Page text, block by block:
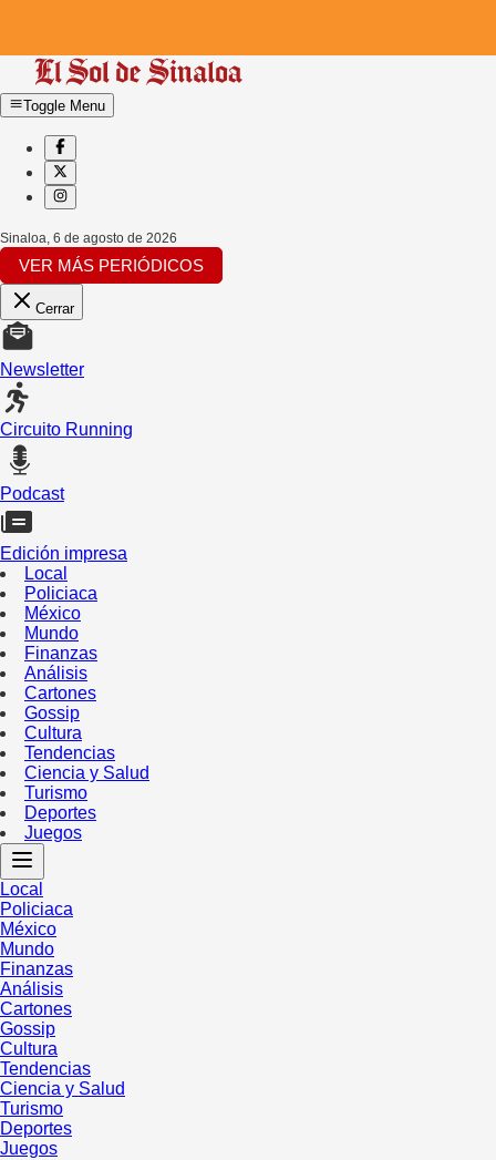
Toggle Menu
Sinaloa, 6 de agosto de 2026
VER MÁS PERIÓDICOS
Cerrar
Newsletter
Circuito Running
Podcast
Edición impresa
Local
Policiaca
México
Mundo
Finanzas
Análisis
Cartones
Gossip
Cultura
Tendencias
Ciencia y Salud
Turismo
Deportes
Juegos
Local
Policiaca
México
Mundo
Finanzas
Análisis
Cartones
Gossip
Cultura
Tendencias
Ciencia y Salud
Turismo
Deportes
Juegos